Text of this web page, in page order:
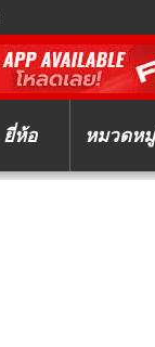
ยี่ห้อ หมวดหมู่